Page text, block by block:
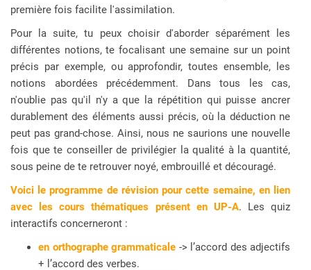
première fois facilite l'assimilation.
Pour la suite, tu peux choisir d'aborder séparément les
différentes notions, te focalisant une semaine sur un point
précis par exemple, ou approfondir, toutes ensemble, les
notions abordées précédemment. Dans tous les cas,
n'oublie pas qu'il n'y a que la répétition qui puisse ancrer
durablement des éléments aussi précis, où la déduction ne
peut pas grand-chose. Ainsi, nous ne saurions une nouvelle
fois que te conseiller de privilégier la qualité à la quantité,
sous peine de te retrouver noyé, embrouillé et découragé.
Voici le programme de révision pour cette semaine, en lien
avec les cours thématiques présent en UP-A. Les quiz
interactifs concerneront :
en orthographe grammaticale -> l’accord des adjectifs
+ l’accord des verbes.